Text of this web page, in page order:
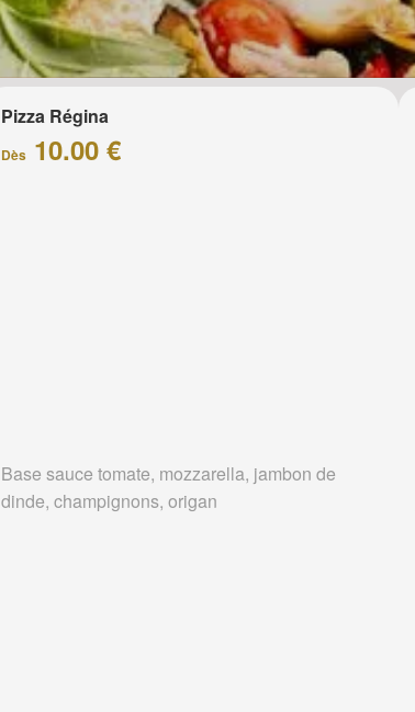
Pizza Régina
Dès10.00 €
Base sauce tomate, mozzarella, jambon de
dinde, champignons, origan